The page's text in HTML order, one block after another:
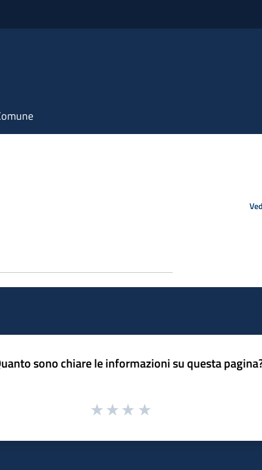
sono chiare le informazioni su questa